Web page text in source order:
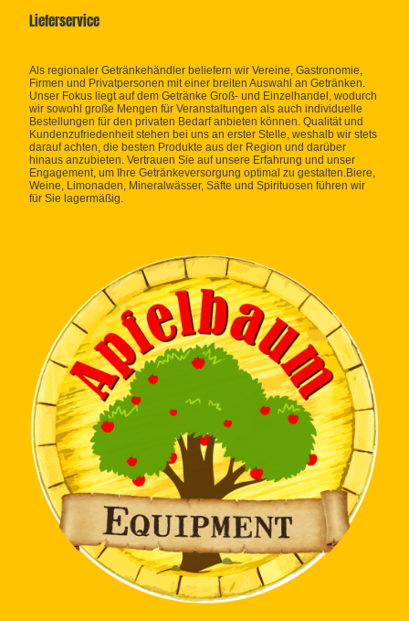
Lieferservice
Als regionaler Getränkehändler beliefern wir Vereine, Gastronomie,
Firmen und Privatpersonen mit einer breiten Auswahl an Getränken.
Unser Fokus liegt auf dem Getränke Groß- und Einzelhandel, wodurch
wir sowohl große Mengen für Veranstaltungen als auch individuelle
Bestellungen für den privaten Bedarf anbieten können. Qualität und
Kundenzufriedenheit stehen bei uns an erster Stelle, weshalb wir stets
darauf achten, die besten Produkte aus der Region und darüber
hinaus anzubieten. Vertrauen Sie auf unsere Erfahrung und unser
Engagement, um Ihre Getränkeversorgung optimal zu gestalten.Biere,
Weine, Limonaden, Mineralwässer, Säfte und Spirituosen führen wir
für Sie lagermäßig.